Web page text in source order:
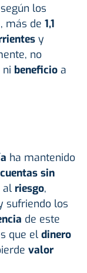
los
más de 1,1
y
no
ni beneficio a
ha mantenido
cuentas sin
al riesgo,
sufriendo los
de este
que el dinero
valor